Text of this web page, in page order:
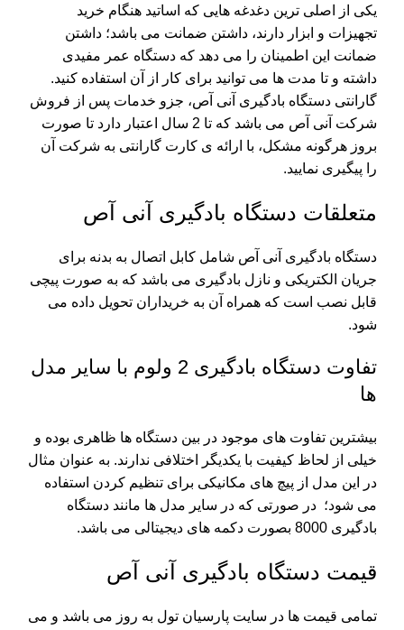
یکی از اصلی ترین دغدغه هایی که اساتید هنگام خرید
تجهیزات و ابزار دارند، داشتن ضمانت می باشد؛ داشتن
ضمانت این اطمینان را می دهد که دستگاه عمر مفیدی
داشته و تا مدت ها می توانید برای کار از آن استفاده کنید.
گارانتی دستگاه بادگیری آنی آص، جزو خدمات پس از فروش
شرکت آنی آص می باشد که تا 2 سال اعتبار دارد تا صورت
بروز هرگونه مشکل، با ارائه ی کارت گارانتی به شرکت آن
را پیگیری نمایید.
متعلقات دستگاه بادگیری آنی آص
دستگاه بادگیری آنی آص شامل کابل اتصال به بدنه برای
جریان الکتریکی و نازل بادگیری می باشد که به صورت پیچی
قابل نصب است که همراه آن به خریداران تحویل داده می
شود.
تفاوت دستگاه بادگیری 2 ولوم با سایر مدل
ها
بیشترین تفاوت های موجود در بین دستگاه ها ظاهری بوده و
خیلی از لحاظ کیفیت با یکدیگر اختلافی ندارند. به عنوان مثال
در این مدل از پیچ های مکانیکی برای تنظیم کردن استفاده
می شود؛ در صورتی که در سایر مدل ها مانند دستگاه
بادگیری 8000
بصورت دکمه های دیجیتالی می باشد.
قیمت دستگاه بادگیری آنی آص
تمامی قیمت ها در سایت پارسیان تول به روز می باشد و می